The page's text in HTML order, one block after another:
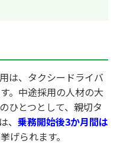
は、タクシードライバ
。中途採用の人材の大
ひとつとして、親切タ
、 乗務開始後3か月間は
げられます。